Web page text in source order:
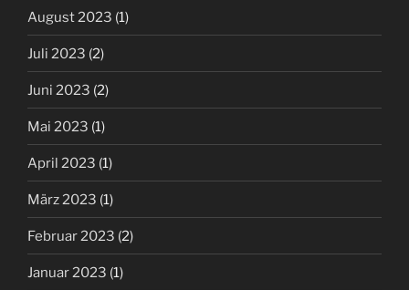
August 2023 (1)
Juli 2023 (2)
Juni 2023 (2)
Mai 2023 (1)
April 2023 (1)
März 2023 (1)
Februar 2023 (2)
Januar 2023 (1)